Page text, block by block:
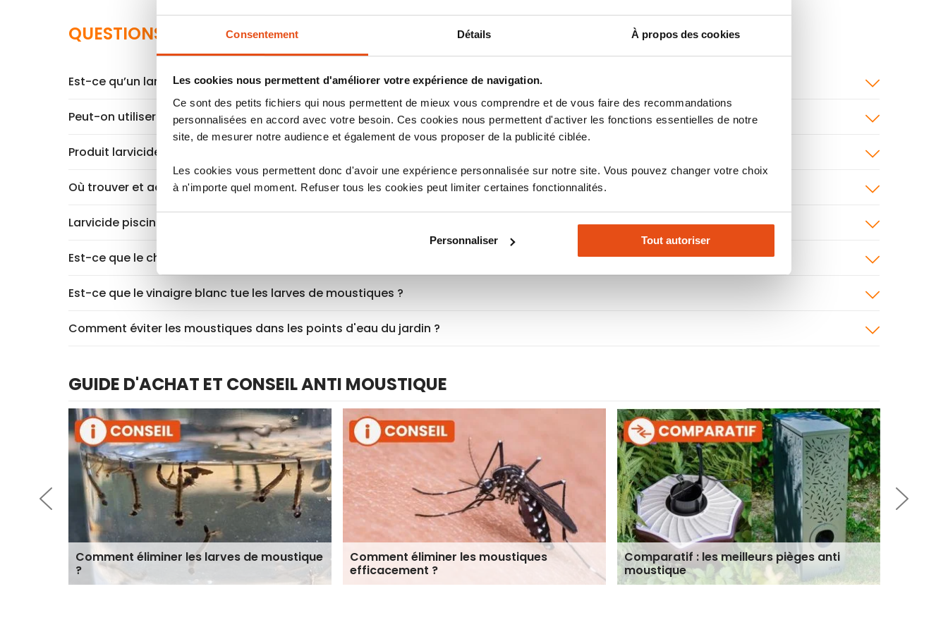
Consentement Détails À propos des cookies
Les cookies nous permettent d'améliorer votre expérience de navigation.
Ce sont des petits fichiers qui nous permettent de mieux vous comprendre et de vous faire des recommandations
personnalisées en accord avec votre besoin. Ces cookies nous permettent d'activer les fonctions essentielles de notre
site, de mesurer notre audience et également de vous proposer de la publicité ciblée.
Les cookies vous permettent donc d'avoir une expérience personnalisée sur notre site. Vous pouvez changer votre choix
à n'importe quel moment. Refuser tous les cookies peut limiter certaines fonctionnalités.
Personnaliser Tout autoriser
QUESTIONS RÉPONSES SUR LES LARVICIDES
Est-ce qu’un larvicide est dangereux ?
Peut-on utiliser de l’eau contenant du larvicide pour arroser les plantes ?
Produit larvicide en granulés ou en poudre, lequel choisir ?
Où trouver et acheter du larvicide moustique ?
Larvicide piscine et bassin : est-ce obligatoire ?
Est-ce que le chlore tue les larves de moustiques dans les eaux stagnantes ?
Est-ce que le vinaigre blanc tue les larves de moustiques ?
Comment éviter les moustiques dans les points d'eau du jardin ?
GUIDE D'ACHAT ET CONSEIL ANTI MOUSTIQUE
Comment éliminer les larves de moustique
?
Comment éliminer les moustiques
efficacement ?
Comparatif : les meilleurs pièges anti
moustique